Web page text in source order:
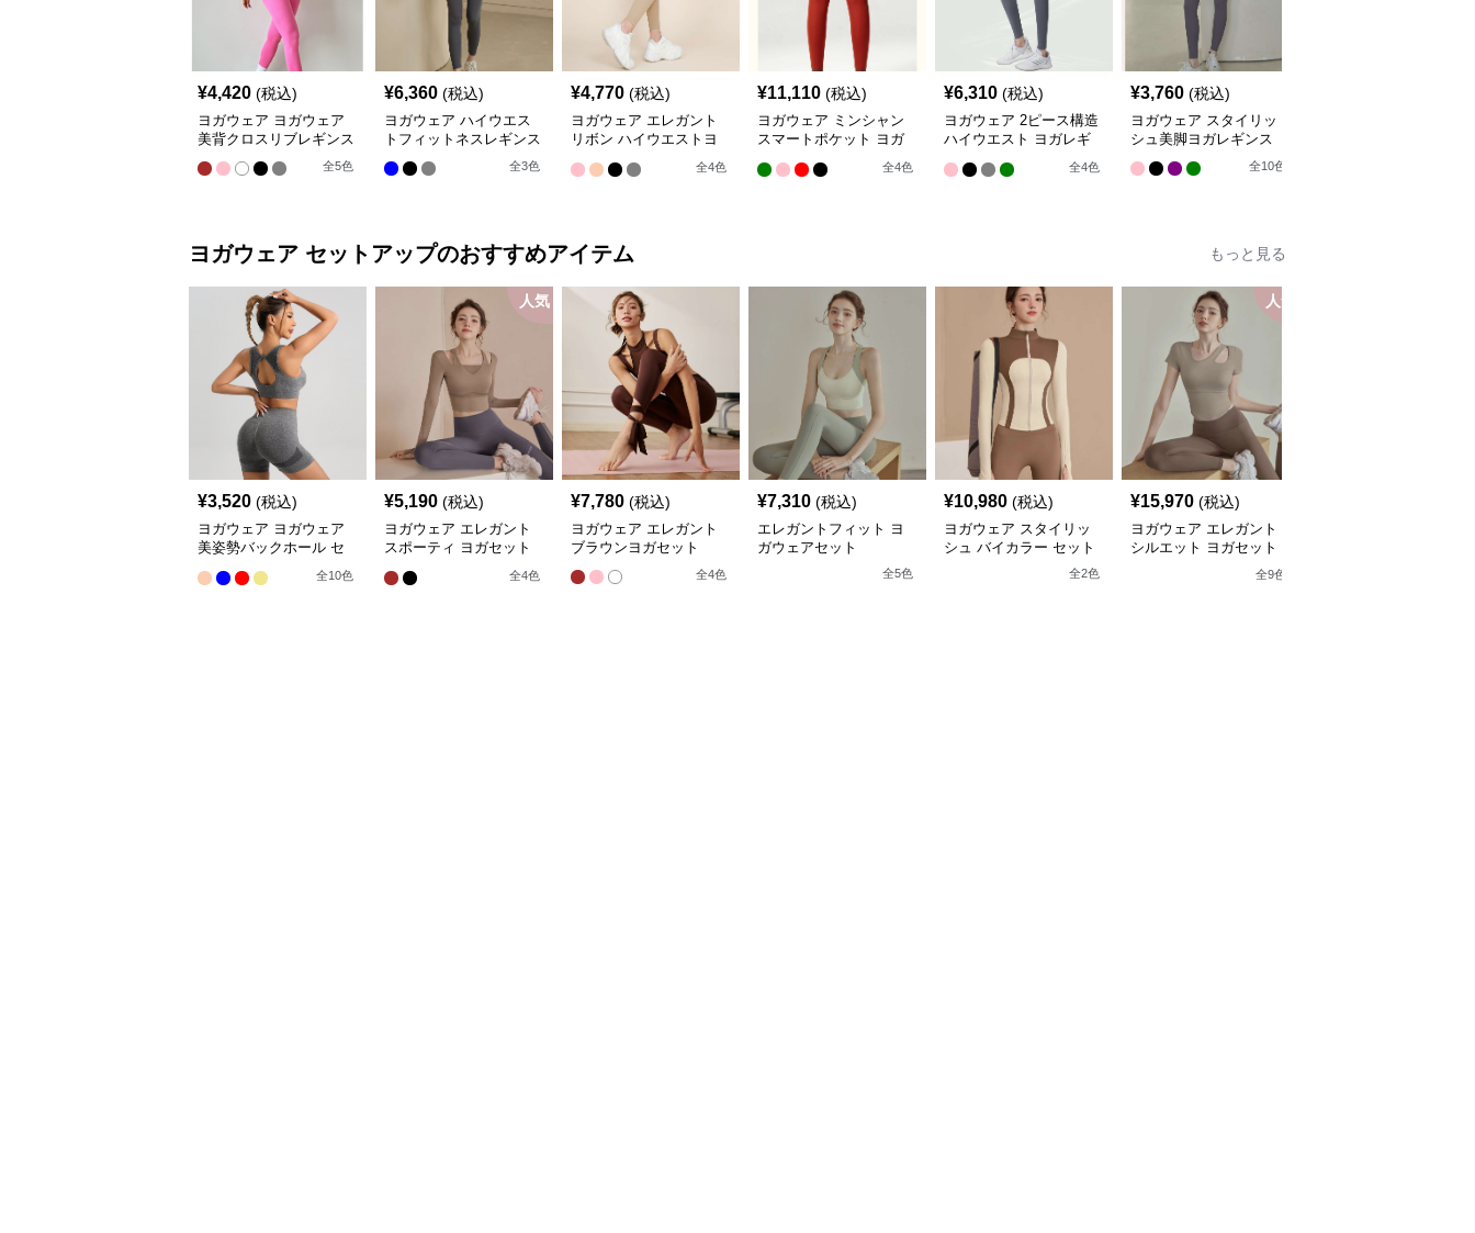
¥4,420 (税込)
ヨガウェア ヨガウェア
美背クロスリブレギンス
全5色
¥6,360 (税込)
ヨガウェア ハイウエス
トフィットネスレギンス
全3色
¥4,770 (税込)
ヨガウェア エレガント
リボン ハイウエストヨ
全4色
¥11,110 (税込)
ヨガウェア ミンシャン
スマートポケット ヨガ
全4色
¥6,310 (税込)
ヨガウェア 2ピース構造
ハイウエスト ヨガレギ
全4色
¥3,760 (税込)
ヨガウェア スタイリッ
シュ美脚ヨガレギンス
全10色
ヨガウェア セットアップのおすすめアイテム もっと見る
¥3,520 (税込)
ヨガウェア ヨガウェア
美姿勢バックホール セ
全10色
人気
¥5,190 (税込)
ヨガウェア エレガント
スポーティ ヨガセット
全4色
¥7,780 (税込)
ヨガウェア エレガント
ブラウンヨガセット
全4色
¥7,310 (税込)
エレガントフィット ヨ
ガウェアセット
全5色
¥10,980 (税込)
ヨガウェア スタイリッ
シュ バイカラー セット
全2色
人気
¥15,970 (税込)
ヨガウェア エレガント
シルエット ヨガセット
全9色